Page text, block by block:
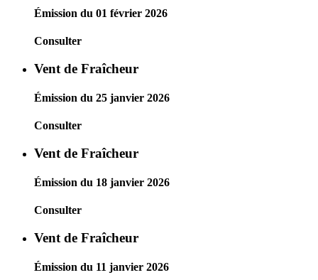
Émission du 01 février 2026
Consulter
Vent de Fraîcheur
Émission du 25 janvier 2026
Consulter
Vent de Fraîcheur
Émission du 18 janvier 2026
Consulter
Vent de Fraîcheur
Émission du 11 janvier 2026